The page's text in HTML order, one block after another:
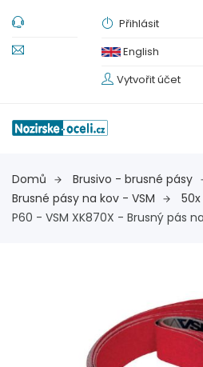
Přihlásit
English
Vytvořit účet
Domů
Brusivo - brusné pásy
Brusné pásy na kov - VSM
P60 - VSM XK870X - Brusný pás